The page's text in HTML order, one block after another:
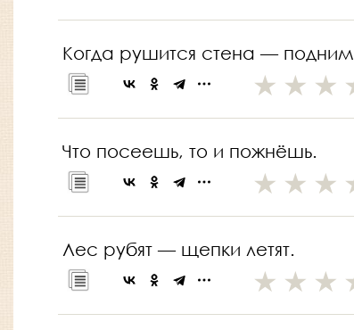
Когда рушится стена —
Что посеешь, то и пожнёшь.
Лес рубят — щепки летят.